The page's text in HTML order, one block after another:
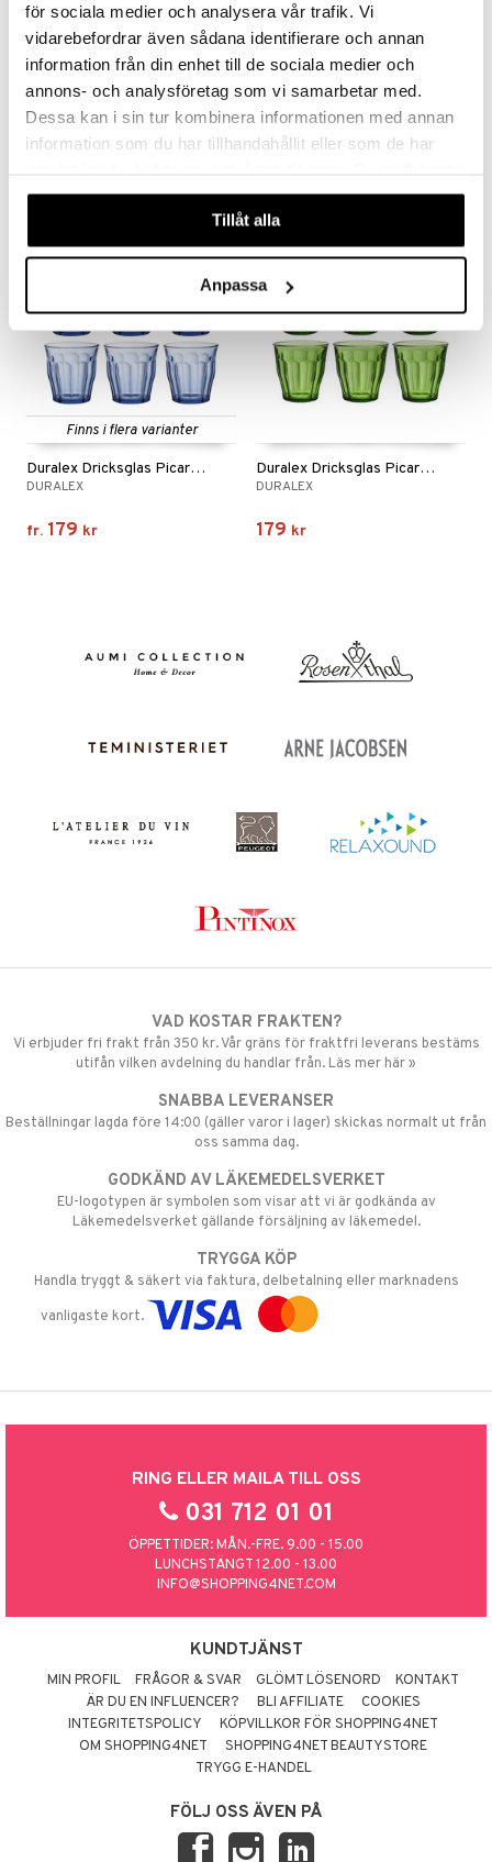
för sociala medier och analysera vår trafik. Vi
vidarebefordrar även sådana identifierare och annan
information från din enhet till de sociala medier och
annons- och analysföretag som vi samarbetar med.
Dessa kan i sin tur kombinera informationen med annan
information som du har tillhandahållit eller som de har
våra cookies vid fortsatt användande av vår webbplats.
Tillåt alla
Anpassa
Finns i flera varianter
Duralex Dricksglas Picardie 6-pack
DURALEX
Finns i flera varianter
All About You 2-pack
KOSTA BODA
Finns i flera varianter
Duralex Dricksglas Picardie Blå 6-pack
DURALEX
fr. 179 kr
Duralex Dricksglas Picardie Grön 6-pack
DURALEX
179 kr
& Örngott
VAD KOSTAR FRAKTEN?
Vi erbjuder fri frakt från 350 kr. Vår gräns för fraktfri leverans bestäms
utifån vilken avdelning du handlar från. Läs mer här »
SNABBA LEVERANSER
Beställningar lagda före 14:00 (gäller varor i lager) skickas normalt ut från
oss samma dag.
GODKÄND AV LÄKEMEDELSVERKET
EU-logotypen är symbolen som visar att vi är godkända av
Läkemedelsverket gällande försäljning av läkemedel.
TRYGGA KÖP
Handla tryggt & säkert via faktura, delbetalning eller marknadens
vanligaste kort.
RING ELLER MAILA TILL OSS
031 712 01 01
ÖPPETTIDER: MÅN.-FRE. 9.00 - 15.00
LUNCHSTÄNGT 12.00 - 13.00
INFO@SHOPPING4NET.COM
KUNDTJÄNST
MIN PROFIL FRÅGOR & SVAR GLÖMT LÖSENORD
KONTAKT
ÄR DU EN INFLUENCER?
BLI AFFILIATE
COOKIES
INTEGRITETSPOLICY
KÖPVILLKOR FÖR SHOPPING4NET
OM SHOPPING4NET
SHOPPING4NET BEAUTYSTORE
TRYGG E-HANDEL
FÖLJ OSS ÄVEN PÅ